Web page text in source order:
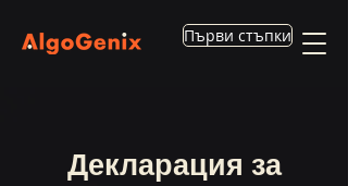
Първи стъпки
Декларация за